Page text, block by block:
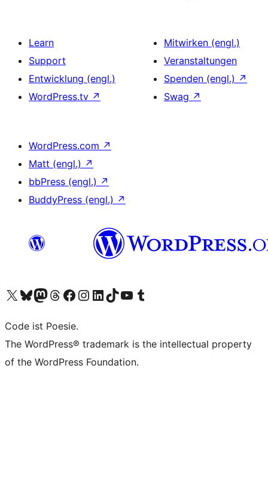
Learn
Support
Entwicklung (engl.)
WordPress.tv ↗
Mitwirken (engl.)
Veranstaltungen
Spenden (engl.) ↗
Swag ↗
WordPress.com ↗
Matt (engl.) ↗
bbPress (engl.) ↗
BuddyPress (engl.) ↗
Das X-Konto (früher Twitter) von WordPress.org besuchen
Das Bluesky-Konto von WordPress.org besuchen
Das Mastodon-Konto von WordPress.org besuchen
Das Threads-Konto von WordPress.org besuchen
Die Facebook-Seite von WordPress.org besuchen
Das Instagram-Konto von WordPress.org besuchen
Das LinkedIn-Konto von WordPress.org besuchen
Das TikTok-Konto von WordPress.org besuchen
Den YouTube-Kanal von WordPress.org besuchen
Das Tumblr-Konto von WordPress.org besuchen
Code ist Poesie.
The WordPress® trademark is the intellectual property
of the WordPress Foundation.